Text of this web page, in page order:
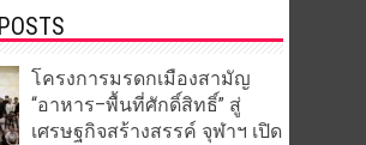
โครงการมรดกเมืองสามัญ
“อาหาร–พื้นที่ศักดิ์สิทธิ์” สู่
เศรษฐกิจสร้างสรรค์ จุฬาฯ เปิด